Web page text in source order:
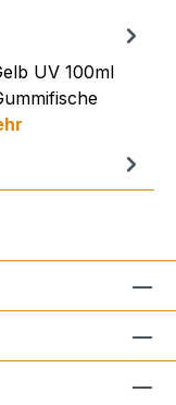
UV 100ml